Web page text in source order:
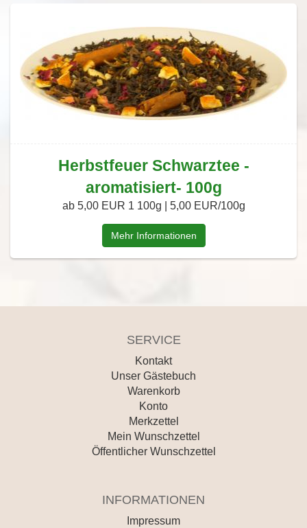
Herbstfeuer Schwarztee -
aromatisiert- 100g
ab 5,00 EUR 1 100g | 5,00 EUR/100g
Mehr Informationen
SERVICE
Kontakt
Unser Gästebuch
Warenkorb
Konto
Merkzettel
Mein Wunschzettel
Öffentlicher Wunschzettel
INFORMATIONEN
Impressum